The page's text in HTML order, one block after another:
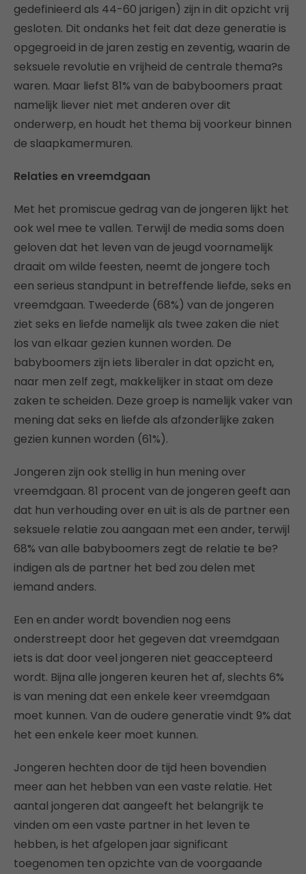
gedefinieerd als 44-60 jarigen) zijn in dit opzicht vrij
gesloten. Dit ondanks het feit dat deze generatie is
opgegroeid in de jaren zestig en zeventig, waarin de
seksuele revolutie en vrijheid de centrale thema?s
waren. Maar liefst 81% van de babyboomers praat
namelijk liever niet met anderen over dit
onderwerp, en houdt het thema bij voorkeur binnen
de slaapkamermuren.
Relaties en vreemdgaan
Met het promiscue gedrag van de jongeren lijkt het
ook wel mee te vallen. Terwijl de media soms doen
geloven dat het leven van de jeugd voornamelijk
draait om wilde feesten, neemt de jongere toch
een serieus standpunt in betreffende liefde, seks en
vreemdgaan. Tweederde (68%) van de jongeren
ziet seks en liefde namelijk als twee zaken die niet
los van elkaar gezien kunnen worden. De
babyboomers zijn iets liberaler in dat opzicht en,
naar men zelf zegt, makkelijker in staat om deze
zaken te scheiden. Deze groep is namelijk vaker van
mening dat seks en liefde als afzonderlijke zaken
gezien kunnen worden (61%).
Jongeren zijn ook stellig in hun mening over
vreemdgaan. 81 procent van de jongeren geeft aan
dat hun verhouding over en uit is als de partner een
seksuele relatie zou aangaan met een ander, terwijl
68% van alle babyboomers zegt de relatie te be?
indigen als de partner het bed zou delen met
iemand anders.
Een en ander wordt bovendien nog eens
onderstreept door het gegeven dat vreemdgaan
iets is dat door veel jongeren niet geaccepteerd
wordt. Bijna alle jongeren keuren het af, slechts 6%
is van mening dat een enkele keer vreemdgaan
moet kunnen. Van de oudere generatie vindt 9% dat
het een enkele keer moet kunnen.
Jongeren hechten door de tijd heen bovendien
meer aan het hebben van een vaste relatie. Het
aantal jongeren dat aangeeft het belangrijk te
vinden om een vaste partner in het leven te
hebben, is het afgelopen jaar significant
toegenomen ten opzichte van de voorgaande